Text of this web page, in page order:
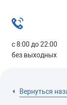
с 8:00 до 22:00
без выходных
Вернуться